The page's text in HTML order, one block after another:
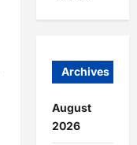
Archives
August
2026